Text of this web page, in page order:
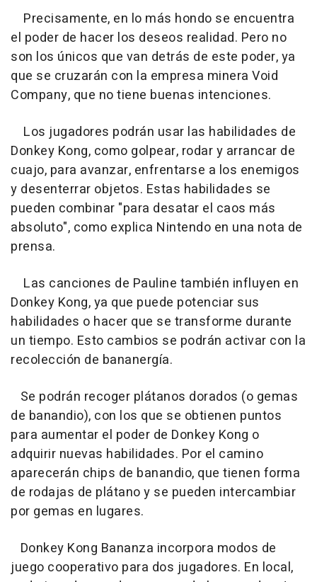
Precisamente, en lo más hondo se encuentra
el poder de hacer los deseos realidad. Pero no
son los únicos que van detrás de este poder, ya
que se cruzarán con la empresa minera Void
Company, que no tiene buenas intenciones.
Los jugadores podrán usar las habilidades de
Donkey Kong, como golpear, rodar y arrancar de
cuajo, para avanzar, enfrentarse a los enemigos
y desenterrar objetos. Estas habilidades se
pueden combinar "para desatar el caos más
absoluto", como explica Nintendo en una nota de
prensa.
Las canciones de Pauline también influyen en
Donkey Kong, ya que puede potenciar sus
habilidades o hacer que se transforme durante
un tiempo. Esto cambios se podrán activar con la
recolección de bananergía.
Se podrán recoger plátanos dorados (o gemas
de banandio), con los que se obtienen puntos
para aumentar el poder de Donkey Kong o
adquirir nuevas habilidades. Por el camino
aparecerán chips de banandio, que tienen forma
de rodajas de plátano y se pueden intercambiar
por gemas en lugares.
Donkey Kong Bananza incorpora modos de
juego cooperativo para dos jugadores. En local,